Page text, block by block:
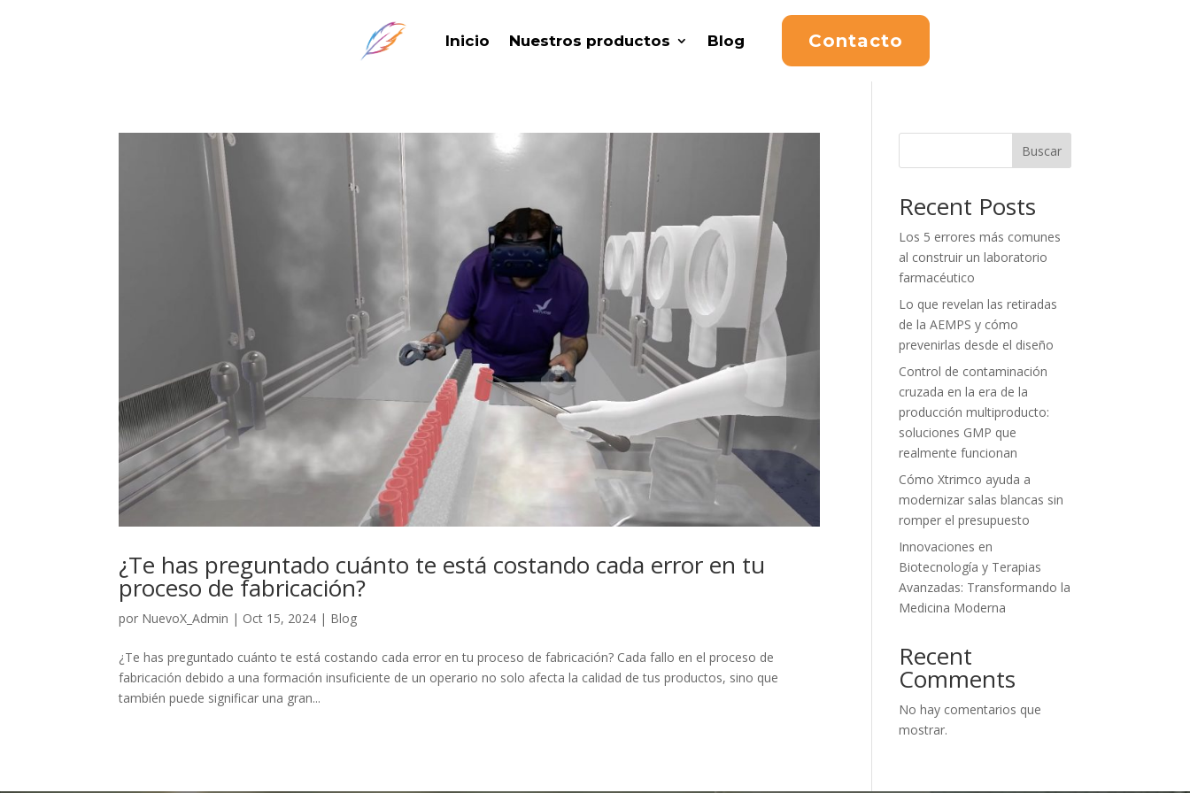
Inicio Nuestros productos Blog Contacto
¿Te has preguntado cuánto te está costando cada error en tu
proceso de fabricación?
por NuevoX_Admin | Oct 15, 2024 | Blog
¿Te has preguntado cuánto te está costando cada error en tu proceso de fabricación? Cada fallo en el proceso de
fabricación debido a una formación insuficiente de un operario no solo afecta la calidad de tus productos, sino que
también puede significar una gran...
Buscar
Recent Posts
Los 5 errores más comunes
al construir un laboratorio
farmacéutico
Lo que revelan las retiradas
de la AEMPS y cómo
prevenirlas desde el diseño
Control de contaminación
cruzada en la era de la
producción multiproducto:
soluciones GMP que
realmente funcionan
Cómo Xtrimco ayuda a
modernizar salas blancas sin
romper el presupuesto
Innovaciones en
Biotecnología y Terapias
Avanzadas: Transformando la
Medicina Moderna
Recent
Comments
No hay comentarios que
mostrar.